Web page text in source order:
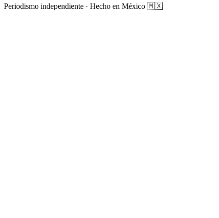
Periodismo independiente · Hecho en México 🇲🇽